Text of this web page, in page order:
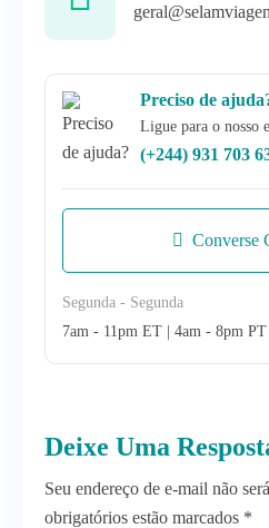
Preciso de
Ligue para o nosso
(+244) 931 703
Converse
Segunda - Segunda
7am - 11pm ET | 4am - 8pm PT
Deixe Uma
Seu endereço de e-mail não
obrigatórios estão marcados *